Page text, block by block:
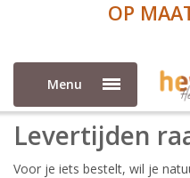
OP
Menu
Levertijden
Levertijden
Voor je iets bestelt, wil je